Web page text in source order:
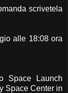
scrivetela
alle 18:08 ora
Space Launch
Space Center in